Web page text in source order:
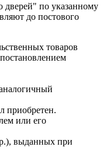
дверей" по указанному
до постового
товаров
приобретен.
или его
выданных при